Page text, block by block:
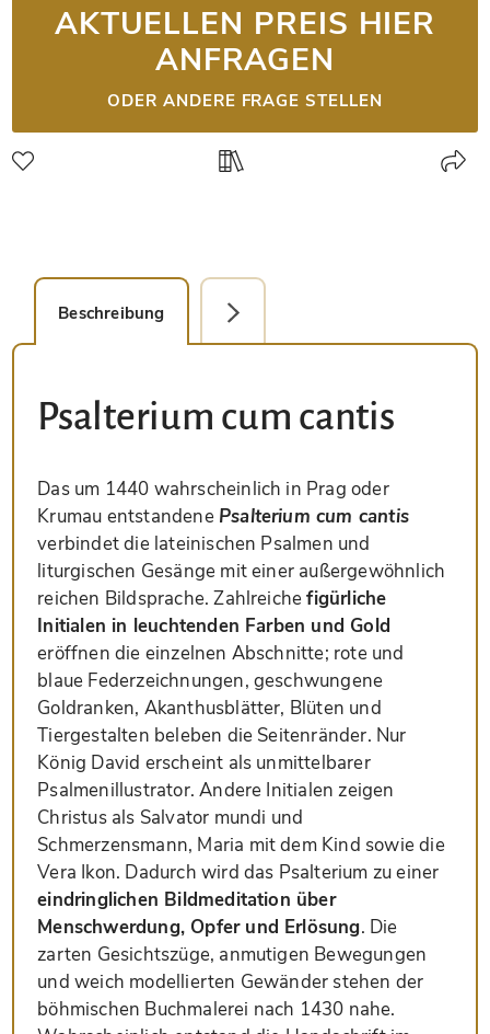
AKTUELLEN PREIS HIER
ANFRAGEN
ODER ANDERE FRAGE STELLEN
Beschreibung Faksimile-Editionen (1)
Psalterium cum cantis
Das um 1440 wahrscheinlich in Prag oder
Krumau entstandene Psalterium cum cantis
verbindet die lateinischen Psalmen und
liturgischen Gesänge mit einer außergewöhnlich
reichen Bildsprache. Zahlreichefigürliche
Initialen in leuchtenden Farben und Gold
eröffnen die einzelnen Abschnitte; rote und
blaue Federzeichnungen, geschwungene
Goldranken, Akanthusblätter, Blüten und
Tiergestalten beleben die Seitenränder. Nur
König David erscheint als unmittelbarer
Psalmenillustrator. Andere Initialen zeigen
Christus als Salvator mundi und
Schmerzensmann, Maria mit dem Kind sowie die
Vera Ikon. Dadurch wird das Psalterium zu einer
eindringlichen Bildmeditation über
Menschwerdung, Opfer und Erlösung. Die
zarten Gesichtszüge, anmutigen Bewegungen
und weich modellierten Gewänder stehen der
böhmischen Buchmalerei nach 1430 nahe.